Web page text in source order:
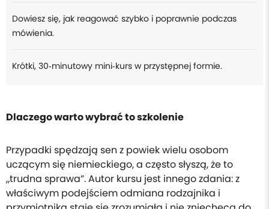
Dowiesz się, jak reagować szybko i poprawnie podczas
mówienia.
Krótki, 30‑minutowy mini‑kurs w przystępnej formie.
Dlaczego warto wybrać to szkolenie
Przypadki spędzają sen z powiek wielu osobom
uczącym się niemieckiego, a często słyszą, że to
„trudna sprawa”. Autor kursu jest innego zdania: z
właściwym podejściem odmiana rodzajnika i